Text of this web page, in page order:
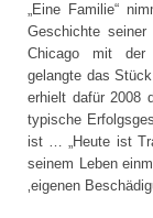
„Eine Familie“
Geschichte
Chicago mit der
gelangte das
erhielt dafür 2008
typische
ist … „Heute ist
seinem Leben
‚eigenen